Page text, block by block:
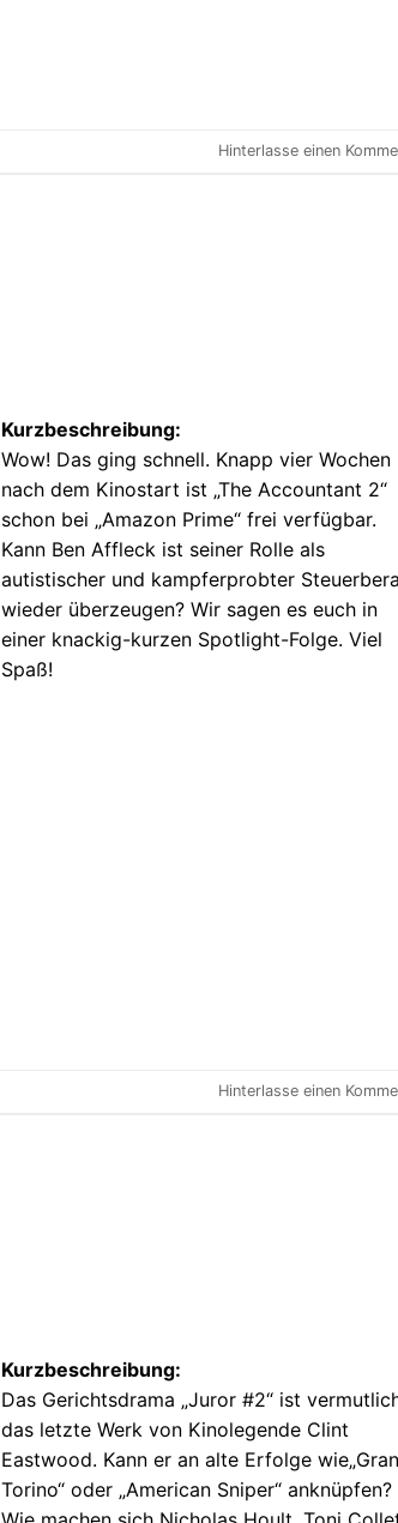
Hinterlasse einen
Kurzbeschreibung:
Wow! Das ging schnell. Knapp vier Wochen
nach dem Kinostart ist „The Accountant 2“
schon bei „Amazon Prime“ frei verfügbar.
Kann Ben Affleck ist seiner Rolle als
autistischer und kampferprobter
wieder überzeugen? Wir sagen es euch in
einer knackig-kurzen Spotlight-Folge. Viel
Spaß!
Hinterlasse einen
Kurzbeschreibung:
Das Gerichtsdrama „Juror #2“ ist
das letzte Werk von Kinolegende Clint
Eastwood. Kann er an alte Erfolge
Torino“ oder „American Sniper“ anknüpfen?